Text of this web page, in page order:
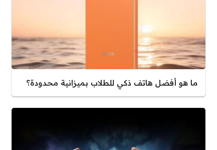
ما هو أفضل هاتف ذكي للطلاب بميزانية محدودة؟